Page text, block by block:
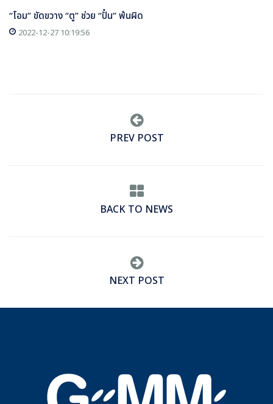
“โอม” ขัดขวาง “ตู” ช่วย “ปั๋น” พ้นผิด
2022-12-27 10:19:56
PREV POST
BACK TO NEWS
NEXT POST